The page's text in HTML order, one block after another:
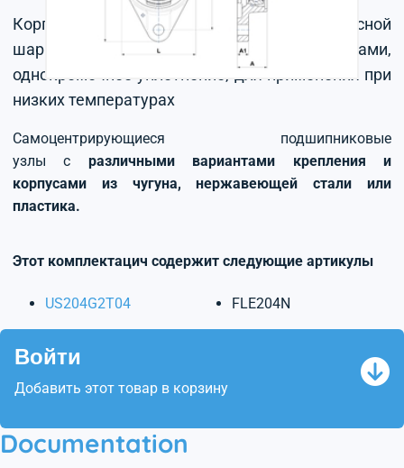
Корпус из серого чугуна, радиальный корпусной
шарикоподшипник с установочными винтами,
однокромочное уплотнение, для применения при
низких температурах
Самоцентрирующиеся подшипниковые
узлы с различными вариантами крепления и
корпусами из чугуна, нержавеющей стали или
пластика.
Этот комплектацич содержит следующие артикулы
US204G2T04 FLE204N
Войти
Добавить этот товар в корзину
Documentation